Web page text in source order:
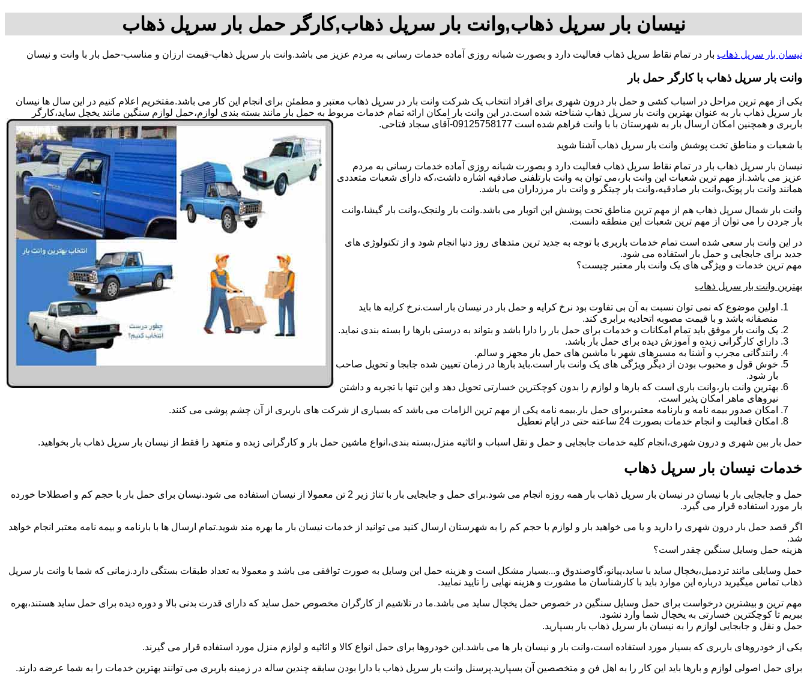
نیسان بار سرپل ذهاب,وانت بار سرپل ذهاب,کارگر حمل بار سرپل ذهاب
نیسان بار سرپل ذهاب بار در تمام نقاط سرپل ذهاب فعالیت دارد و بصورت شبانه روزی آماده خدمات رسانی به مردم عزیز می باشد.وانت بار سرپل ذهاب-قیمت ارزان و مناسب-حمل بار با وانت و نیسان
وانت بار سرپل ذهاب با کارگر حمل بار
یکی از مهم ترین مراحل در اسباب کشی و حمل بار درون شهری برای افراد انتخاب یک شرکت وانت بار در سرپل ذهاب معتبر و مطمئن برای انجام این کار می باشد.مفتخریم اعلام کنیم در این سال ها نیسان
بار سرپل ذهاب بار به عنوان بهترین وانت بار سرپل ذهاب شناخته شده است.در این وانت بار امکان ارائه تمام خدمات مربوط به حمل بار مانند بسته بندی لوازم،حمل لوازم سنگین مانند یخچل ساید،کارگر
باربری و همچنین امکان ارسال بار به شهرستان با با وانت فراهم شده است 09125758177-آقای سجاد فتاحی.
با شعبات و مناطق تخت پوشش وانت بار سرپل ذهاب آشنا شوید
نیسان بار سرپل ذهاب بار در تمام نقاط سرپل ذهاب فعالیت دارد و بصورت شبانه روزی آماده خدمات رسانی به مردم
عزیز می باشد.از مهم ترین شعبات این وانت بار،می توان به وانت بارتلفنی صادقیه اشاره داشت،که دارای شعبات متعددی
همانند وانت بار پونک،وانت بار صادقیه،وانت بار چیتگر و وانت بار مرزداران می باشد.
وانت بار شمال سرپل ذهاب هم از مهم ترین مناطق تحت پوشش این اتوبار می باشد.وانت بار ولنجک،وانت بار گیشا،وانت
بار جردن را می توان از مهم ترین شعبات این منطقه دانست.
در این وانت بار سعی شده است تمام خدمات باربری با توجه به جدید ترین متدهای روز دنیا انجام شود و از تکنولوژی های
جدید برای جابجایی و حمل بار استفاده می شود.
مهم ترین خدمات و ویژگی های یک وانت بار معتبر چیست؟
بهترین وانت بار سرپل ذهاب
اولین موضوع که نمی توان نسبت به آن بی تفاوت بود نرخ کرایه و حمل بار در نیسان بار است.نرخ کرایه ها باید
منصفانه باشد و با قیمت مصوبه اتحادیه برابری کند.
یک وانت بار موفق باید تمام امکانات و خدمات برای حمل بار را دارا باشد و بتواند به درستی بارها را بسته بندی نماید.
دارای کارگرانی زبده و آموزش دیده برای حمل بار باشد.
رانندگانی مجرب و آشنا به مسیرهای شهر با ماشین های حمل بار مجهز و سالم.
خوش قول و محبوب بودن از دیگر ویژگی های یک وانت بار است.باید بارها در زمان تعیین شده جابجا و تحویل صاحب
بار شود.
بهترین وانت بار،وانت باری است که بارها و لوازم را بدون کوچکترین خسارتی تحویل دهد و این تنها با تجربه و داشتن
نیروهای ماهر امکان پذیر است.
امکان صدور بیمه نامه و بارنامه معتبر،برای حمل بار.بیمه نامه یکی از مهم ترین الزامات می باشد که بسیاری از شرکت های باربری از آن چشم پوشی می کنند.
امکان فعالیت و انجام خدمات بصورت 24 ساعته حتی در ایام تعطیل
حمل بار بین شهری و درون شهری،انجام کلیه خدمات جابجایی و حمل و نقل اسباب و اثاثیه منزل،بسته بندی،انواع ماشین حمل بار و کارگرانی زبده و متعهد را فقط از نیسان بار سرپل ذهاب بار بخواهید.
خدمات نیسان بار سرپل ذهاب
حمل و جابجایی بار با نیسان در نیسان بار سرپل ذهاب بار همه روزه انجام می شود.برای حمل و جابجایی بار با تناژ زیر 2 تن معمولا از نیسان استفاده می شود.نیسان برای حمل بار با حجم کم و اصطلاحا خورده
بار مورد استفاده قرار می گیرد.
اگر قصد حمل بار درون شهری را دارید و یا می خواهید بار و لوازم با حجم کم را به شهرستان ارسال کنید می توانید از خدمات نیسان بار ما بهره مند شوید.تمام ارسال ها با بارنامه و بیمه نامه معتبر انجام خواهد
شد.
هزینه حمل وسایل سنگین چقدر است؟
حمل وسایلی مانند تردمیل،یخچال ساید با ساید،پیانو،گاوصندوق و...بسیار مشکل است و هزینه حمل این وسایل به صورت توافقی می باشد و معمولا به تعداد طبقات بستگی دارد.زمانی که شما با وانت بار سرپل
ذهاب تماس میگیرید درباره این موارد باید با کارشناسان ما مشورت و هزینه نهایی را تایید نمایید.
مهم ترین و بیشترین درخواست برای حمل وسایل سنگین در خصوص حمل یخچال ساید می باشد.ما در تلاشیم از کارگران مخصوص حمل ساید که دارای قدرت بدنی بالا و دوره دیده برای حمل ساید هستند،بهره
ببریم تا کوچکترین خسارتی به یخچال شما وارد نشود.
حمل و نقل و جابجایی لوازم را به نیسان بار سرپل ذهاب بار بسپارید.
یکی از خودروهای باربری که بسیار مورد استفاده است،وانت بار و نیسان بار ها می باشد.این خودروها برای حمل انواع کالا و اثاثیه و لوازم منزل مورد استفاده قرار می گیرند.
برای حمل اصولی لوازم و بارها باید این کار را به اهل فن و متخصصین آن بسپارید.پرسنل وانت بار سرپل ذهاب با دارا بودن سابقه چندین ساله در زمینه باربری می توانند بهترین خدمات را به شما عرضه دارند.